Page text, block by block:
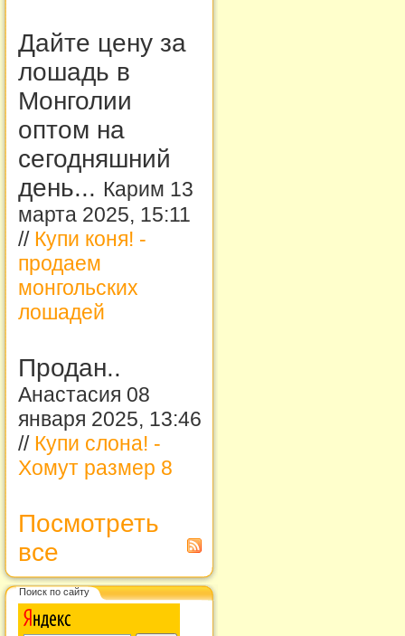
Дайте цену за
лошадь в
Монголии
оптом на
сегодняшний
день... Карим 13
марта 2025, 15:11
// Купи коня! -
продаем
монгольских
лошадей
Продан..
Анастасия 08
января 2025, 13:46
// Купи слона! -
Хомут размер 8
Посмотреть
все
Поиск по сайту